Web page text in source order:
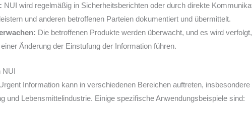
NUI wird regelmäßig in Sicherheitsberichten oder durch direkte
und anderen betroffenen Parteien dokumentiert und übermittelt.
Die betroffenen Produkte werden überwacht, und es wird
Änderung der Einstufung der Information führen.
NUI
Information kann in verschiedenen Bereichen auftreten,
und Lebensmittelindustrie. Einige spezifische Anwendungsbeispiele sind: